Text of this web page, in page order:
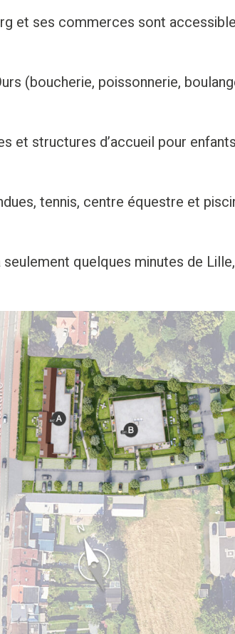
et ses commerces sont
(boucherie, poissonnerie,
et structures d’accueil pour
tennis, centre équestre et
seulement quelques minutes de